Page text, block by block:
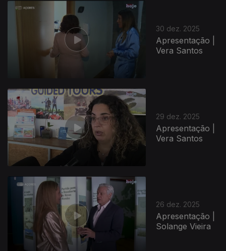
30 dez. 2025
Apresentação |
Vera Santos
29 dez. 2025
Apresentação |
Vera Santos
26 dez. 2025
Apresentação |
Solange Vieira